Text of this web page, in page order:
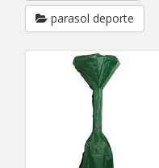
parasol deporte